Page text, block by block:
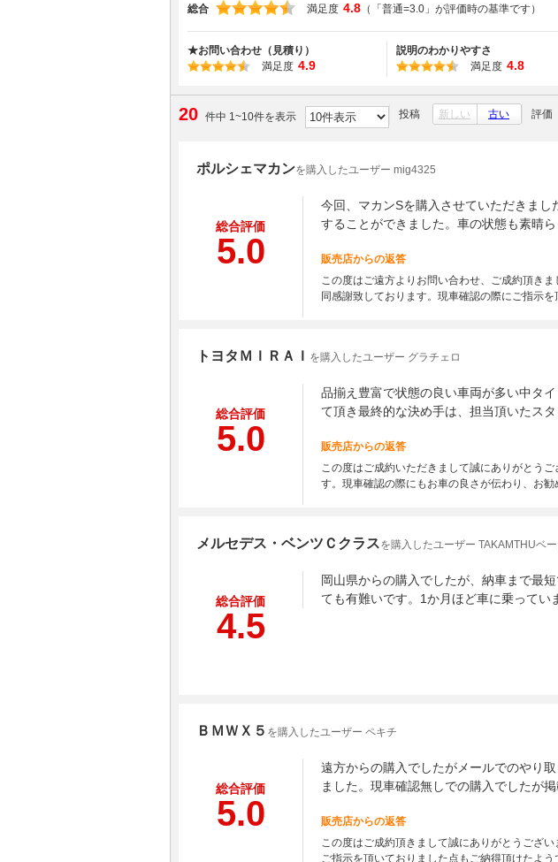
総合 満足度 4.8 （「普通=3.0」が評価時の基準です）
★お問い合わせ（見積り）
満足度 4.9
説明のわかりやすさ
満足度 4.8
20 件中 1~10件を表示 投稿 新しい 古い 評価
ポルシェマカンを購入したユーザー mig4325
総合評価
5.0
今回、マカンSを購入させていただきま
することができました。車の状態も素晴
販売店からの返答
この度はご遠方よりお問い合わせ、ご成約頂き
同感謝致しております。現車確認の際にご指示
トヨタＭＩＲＡＩ を購入したユーザー グラチェロ
総合評価
5.0
品揃え豊富で状態の良い車両が多い中タ
て頂き最終的な決め手は、担当頂いたス
販売店からの返答
この度はご成約いただきまして誠にありがとう
す。現車確認の際にもお車の良さが伝わり、お
メルセデス・ベンツＣクラスを購入したユーザー TAKAMTHUベ
総合評価
4.5
岡山県からの購入でしたが、納車まで最
ても有難いです。1か月ほど車に乗ってい
ＢＭＷＸ５ を購入したユーザー ペキチ
総合評価
5.0
遠方からの購入でしたがメールでのやり
ました。現車確認無しでの購入でしたが
販売店からの返答
この度はご成約頂きまして誠にありがとうござ
ご指示を頂いておりました点もご納得頂けたよ